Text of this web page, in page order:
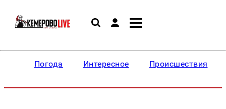
Погода Интересное Происшествия